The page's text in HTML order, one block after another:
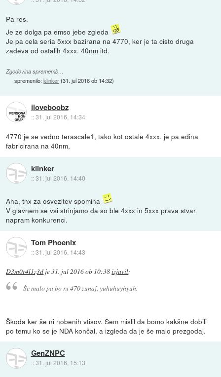
Pa res.
Je ze dolga pa emso jebe zgleda
Je pa cela seria 5xxx bazirana na 4770, ker je ta cisto druga
zadeva od ostalih 4xxx. 40nm itd.
Zgodovina sprememb…
spremenilo:klinker(31. jul 2016 ob 14:32)
iloveboobz
::31. jul 2016, 14:34
4770 je se vedno terascale1, tako kot ostale 4xxx. je pa edina
fabricirana na 40nm,
klinker
::31. jul 2016, 14:40
Aha, tnx za osvezitev spomina
V glavnem se vsi strinjamo da so ble 4xxx in 5xxx prava stvar
napram konkurenci.
Tom Phoenix
::31. jul 2016, 14:43
D3m0r4l1z3d je31. jul 2016 ob 10:38izjavil:
Še malo pa bo rx 470 zunaj, yuhuhuyhyuh.
Škoda ker še ni nobenih vtisov. Sem mislil da bomo kakšne dobili
po temu ko se je NDA končal, a izgleda da je še malo prezgodaj.
GenZNPC
::31. jul 2016, 15:13